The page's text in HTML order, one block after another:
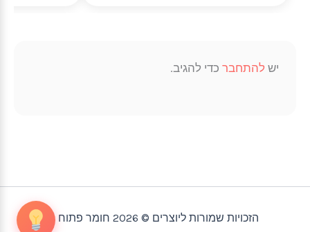
יש להתחבר כדי להגיב.
הזכויות שמורות ליוצרים © 2026 חומר פתוח |